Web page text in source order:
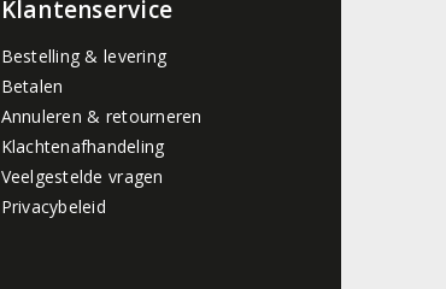
Klantenservice
Bestelling & levering
Betalen
Annuleren & retourneren
Klachtenafhandeling
Veelgestelde vragen
Privacybeleid